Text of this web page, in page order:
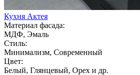
Кухня Актея
Материал фасада:
МДФ, Эмаль
Стиль:
Минимализм, Современный
Цвет:
Белый, Глянцевый, Орех и др.